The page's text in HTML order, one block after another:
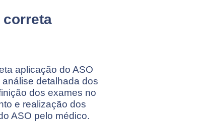
correta
aplicação do ASO
detalhada dos
dos exames no
e realização dos
ASO pelo médico.